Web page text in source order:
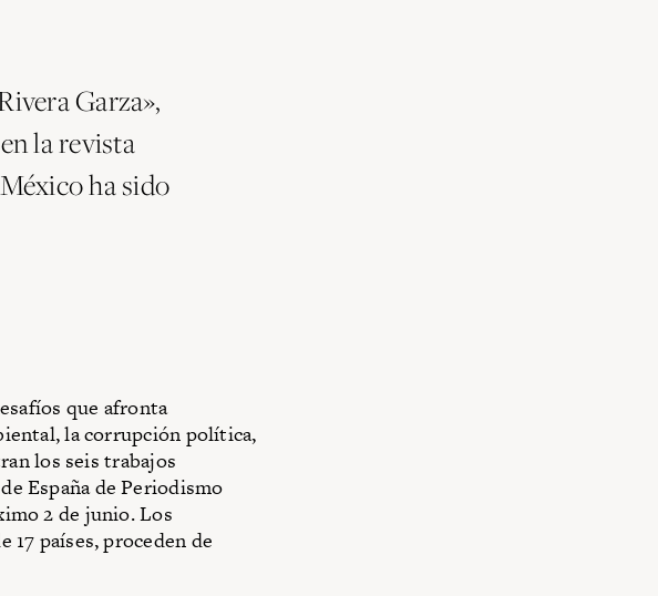
Garza»,
la revista
ha sido
que afronta
la corrupción política,
los seis trabajos
España de Periodismo
2 de junio. Los
17 países, proceden de